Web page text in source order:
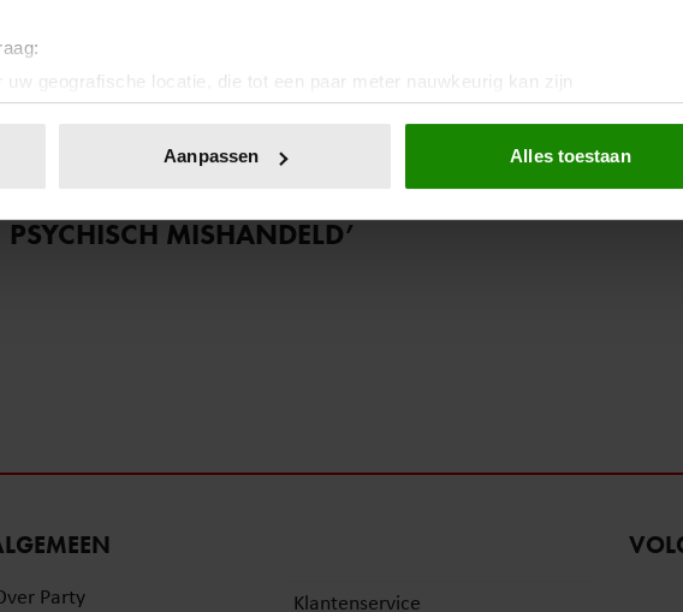
uw geografische locatie, die tot een paar meter nauwkeurig kan zijn
het actief te scannen op specifieke eigenschappen (fingerprinting)
of intrekken in de Cookieverklaring.
advertenties te personaliseren, om functies voor social media te bieden en om
we informatie over uw gebruik van onze site met onze partners voor social
Aanpassen Alles toestaan
EFRAIN & AYLIN VAN
PSYCHISCH MISHANDELD’
Party Klantenservice